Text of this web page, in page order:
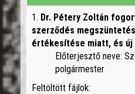
1. Dr. Pétery Zoltán
szerződés
értékesítése miatt, és
Előterjesztő neve:
polgármester
Feltöltött fájlok: